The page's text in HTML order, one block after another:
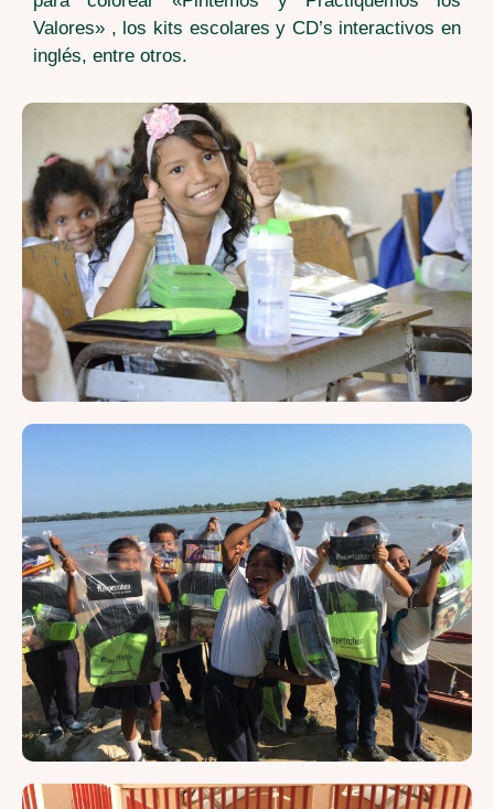
Valores» , los kits escolares y CD’s interactivos en
inglés, entre otros.